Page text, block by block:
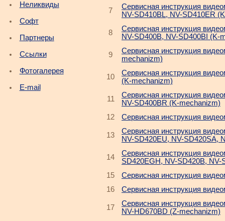
Неликвиды
Софт
Партнеры
Ссылки
Фотогалерея
E-mail
7
Cервисная инструкция
NV-SD410BL, NV-SD410ER
8
Cервисная инструкция
NV-SD400B, NV-SD400BI (K-
9
Cервисная инструкция
mechanizm)
10
Cервисная инструкция
(K-mechanizm)
11
Cервисная инструкция
NV-SD400BR (K-mechanizm)
12
Cервисная инструкция
13
Cервисная инструкция
NV-SD420EU, NV-SD420SA,
14
Cервисная инструкция
SD420EGH, NV-SD420B,
15
Cервисная инструкция
16
Cервисная инструкция
17
Cервисная инструкция
NV-HD670BD (Z-mechanizm)